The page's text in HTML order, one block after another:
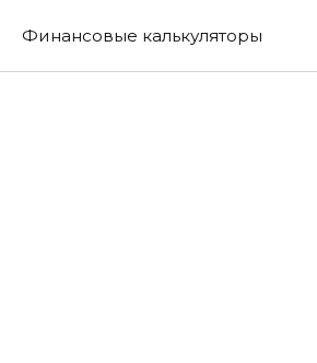
Финансовые калькуляторы